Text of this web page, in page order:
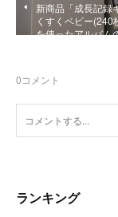
新商品「成長記録
くすくベビー(240
を使ったアルバ
0コメント
ランキング